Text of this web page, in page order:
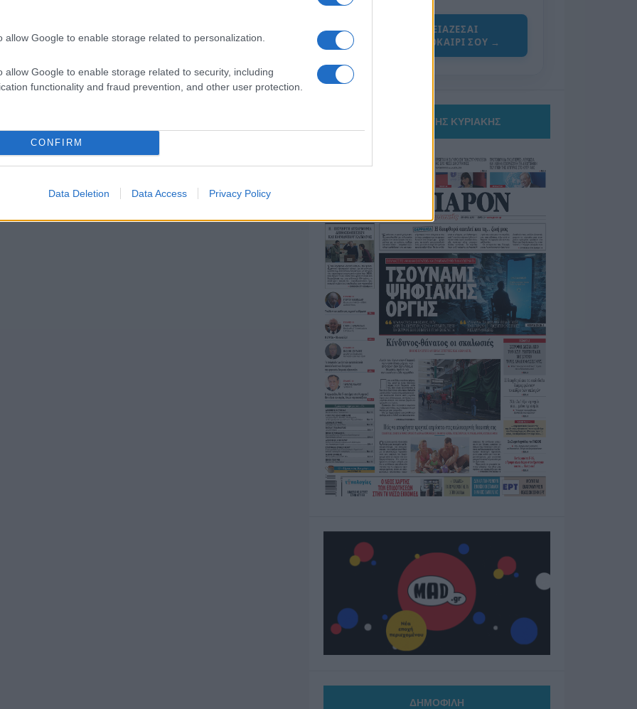
allow Google to enable storage related to personalization.
allow Google to enable storage related to security, including
functionality and fraud prevention, and other user protection.
CONFIRM
Data Deletion Data Access Privacy Policy
ΟΣΑ ΧΡΕΙΑΖΕΣΑΙ
ΓΙΑ ΤΟ ΚΑΛΟΚΑΙΡΙ ΣΟΥ →
ΤΟ ΠΑΡΟΝ ΤΗΣ ΚΥΡΙΑΚΗΣ
ΔΗΜΟΦΙΛΗ